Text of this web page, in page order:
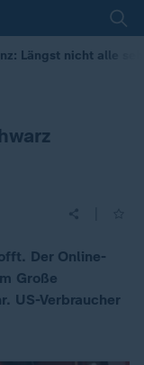
Längst nicht alle
Der Online-
Große
US-Verbraucher